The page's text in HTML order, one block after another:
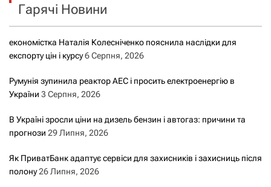
Гарячі Новини
економістка Наталія Колесніченко пояснила наслідки для
експорту цін і курсу6 Серпня, 2026
Румунія зупинила реактор АЕС і просить електроенергію в
України 3 Серпня, 2026
В Україні зросли ціни на дизель бензин і автогаз: причини та
прогнози 29 Липня, 2026
Як ПриватБанк адаптує сервіси для захисників і захисниць після
полону26 Липня, 2026